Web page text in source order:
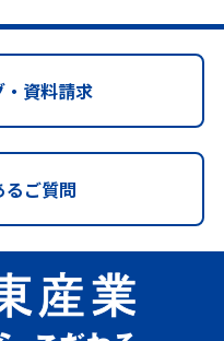
資料請求
るご質問